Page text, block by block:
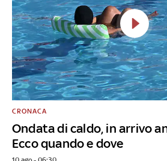
Ondata di caldo, in arrivo
Ecco quando e dove
CRONACA